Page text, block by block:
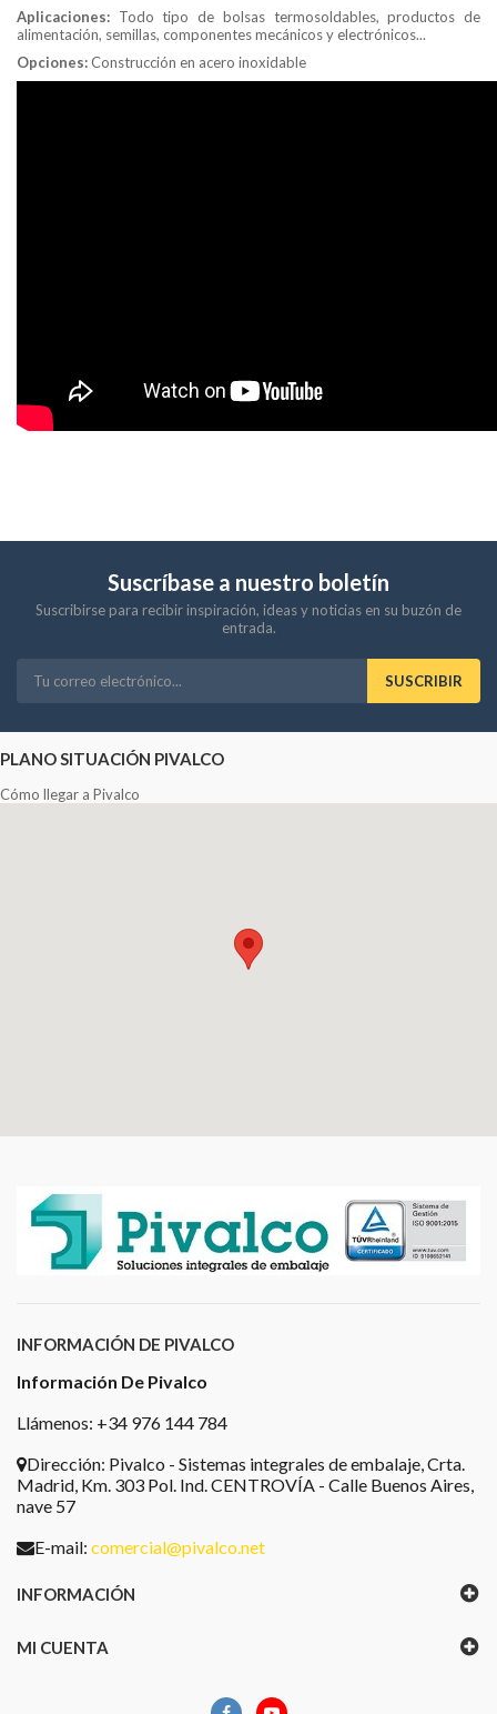
Aplicaciones: Todo tipo de bolsas termosoldables, productos de
alimentación, semillas, componentes mecánicos y electrónicos...
Opciones:Construcción en acero inoxidable
Suscríbase a nuestro boletín
Suscribirse para recibir inspiración, ideas y noticias en su buzón de
entrada.
SUSCRIBIR
PLANO SITUACIÓN PIVALCO
Cómo llegar a Pivalco
INFORMACIÓN DE PIVALCO
Información De Pivalco
Llámenos: +34 976 144 784
Dirección: Pivalco - Sistemas integrales de embalaje, Crta.
Madrid, Km. 303 Pol. Ind. CENTROVÍA - Calle Buenos Aires,
nave 57
E-mail: comercial@pivalco.net
INFORMACIÓN
MI CUENTA